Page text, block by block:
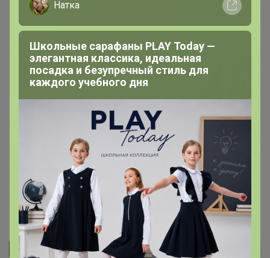
200 000+
пользователей
Натка
Школьные сарафаны PLAY Today —
элегантная классика, идеальная
посадка и безупречный стиль для
каждого учебного дня